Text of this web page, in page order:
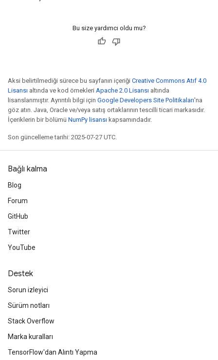
Bu size yardımcı oldu mu?
Aksi belirtilmediği sürece bu sayfanın içeriği Creative Commons Atıf 4.0
Lisansı altında ve kod örnekleri Apache 2.0 Lisansı altında
lisanslanmıştır. Ayrıntılı bilgi için Google Developers Site Politikaları'na
göz atın. Java, Oracle ve/veya satış ortaklarının tescilli ticari markasıdır.
İçeriklerin bir bölümü NumPy lisansı kapsamındadır.
Son güncelleme tarihi: 2025-07-27 UTC.
Bağlı kalma
Blog
Forum
GitHub
Twitter
YouTube
Destek
Sorun izleyici
Sürüm notları
Stack Overflow
Marka kuralları
TensorFlow'dan Alıntı Yapma